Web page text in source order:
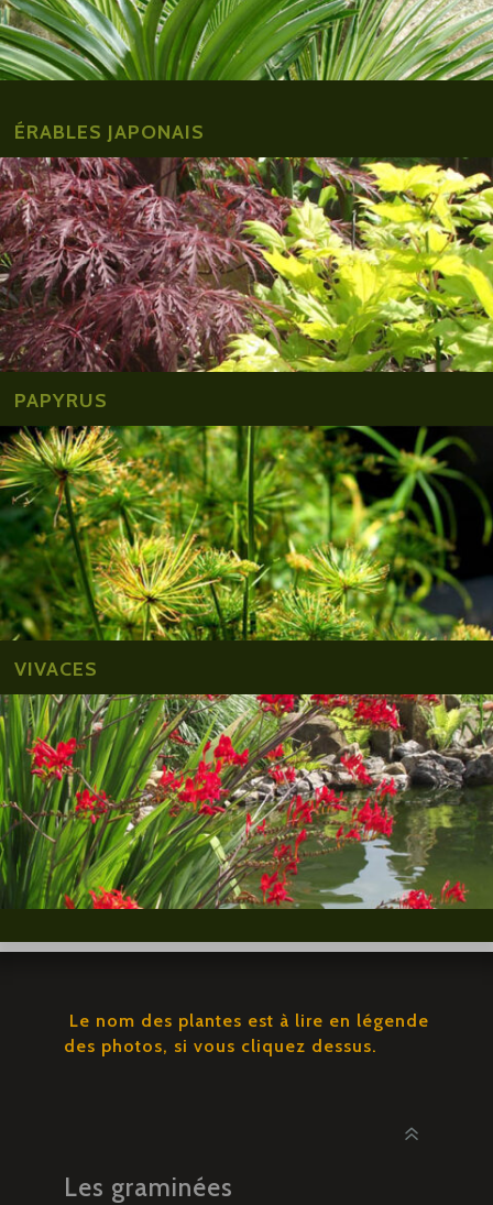
ÉRABLES JAPONAIS
PAPYRUS
VIVACES
Le nom des plantes est à lire en légende
des photos, si vous cliquez dessus.
Les graminées